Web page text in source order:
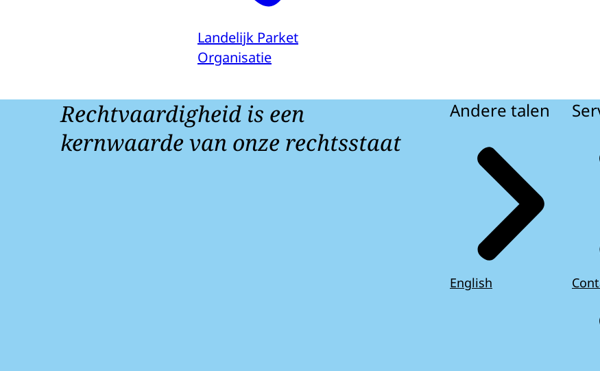
Landelijk Parket
Organisatie
Rechtvaardigheid is een
kernwaarde van onze rechtsstaat
Andere talen
English